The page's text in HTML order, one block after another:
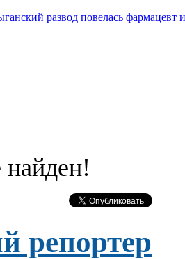
развод повелась фармацевт
репортер